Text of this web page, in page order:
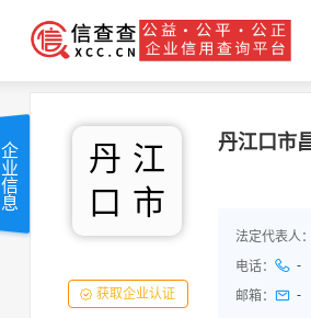
丹 江
口 市
获取企业认证
丹江口市
法定代表人
电话：
-
邮箱： -
企业信息